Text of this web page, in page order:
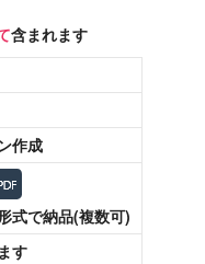
含まれます
作成
式で納品(複数可)
す